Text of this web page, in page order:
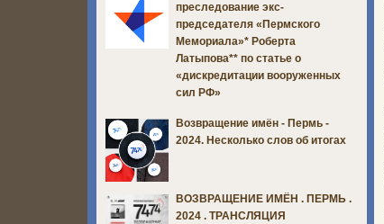
преследование экс-
председателя «Пермского
Мемориала»* Роберта
Латыпова** по статье о
«дискредитации вооруженных
сил РФ»
Возвращение имён - Пермь -
2024. Несколько слов об итогах
ВОЗВРАЩЕНИЕ ИМЁН . ПЕРМЬ .
2024 . ТРАНСЛЯЦИЯ